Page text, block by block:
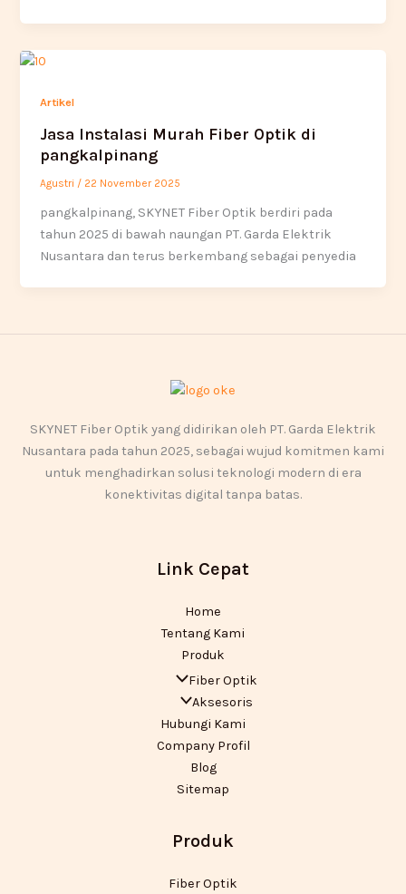
Artikel
Jasa Instalasi Murah Fiber Optik di
pangkalpinang
Agustri / 22 November 2025
pangkalpinang, SKYNET Fiber Optik berdiri pada
tahun 2025 di bawah naungan PT. Garda Elektrik
Nusantara dan terus berkembang sebagai penyedia
SKYNET Fiber Optik yang didirikan oleh PT. Garda Elektrik
Nusantara pada tahun 2025, sebagai wujud komitmen kami
untuk menghadirkan solusi teknologi modern di era
konektivitas digital tanpa batas.
Link Cepat
Home
Tentang Kami
Produk
Fiber Optik
Aksesoris
Hubungi Kami
Company Profil
Blog
Sitemap
Produk
Fiber Optik